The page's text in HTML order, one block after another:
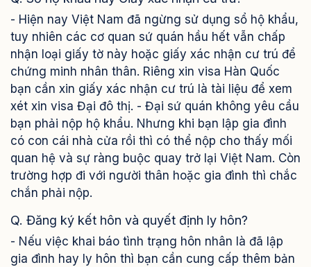
- Hiện nay Việt Nam đã ngừng sử dụng sổ hộ khẩu,
tuy nhiên các cơ quan sứ quán hầu hết vẫn chấp
nhận loại giấy tờ này hoặc giấy xác nhận cư trú để
chứng minh nhân thân. Riêng xin visa Hàn Quốc
bạn cần xin giấy xác nhận cư trú là tài liệu để xem
xét xin visa Đại đô thị. - Đại sứ quán không yêu cầu
bạn phải nộp hộ khẩu. Nhưng khi bạn lập gia đình
có con cái nhà cửa rồi thì có thể nộp cho thấy mối
quan hệ và sự ràng buộc quay trở lại Việt Nam. Còn
trường hợp đi với người thân hoặc gia đình thì chắc
chắn phải nộp.
Q. Đăng ký kết hôn và quyết định ly hôn?
- Nếu việc khai báo tình trạng hôn nhân là đã lập
gia đình hay ly hôn thì bạn cần cung cấp thêm bản